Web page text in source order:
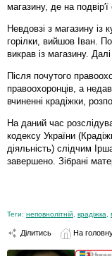
магазину, де на
Невдовзі з магазину із
горілки, вийшов Іван.
викрав із магазину.
Після почутого
правоохоронців, а
вчиненні крадіжки,
На даний час
кодексу України
діяльність) слідчим
завершено. Зібрані
Теги: неповнолітній крадіжка
Ділитись На